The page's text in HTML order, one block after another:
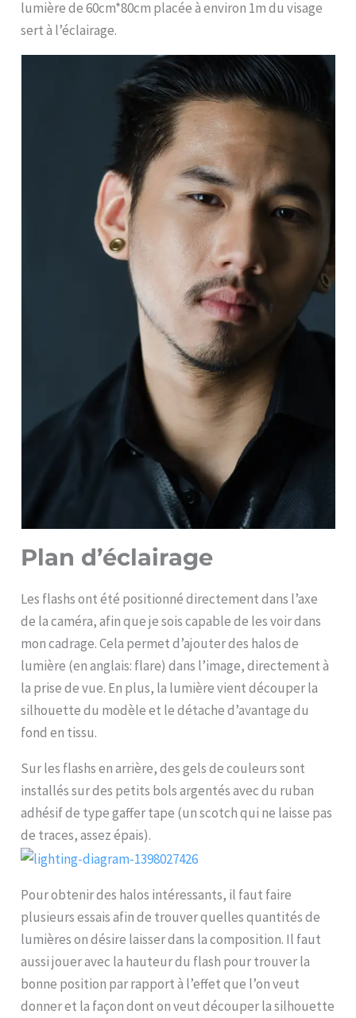
lumière de 60cm*80cm placée à environ 1m du visage
sert à l’éclairage.
Plan d’éclairage
Les flashs ont été positionné directement dans l’axe
de la caméra, afin que je sois capable de les voir dans
mon cadrage. Cela permet d’ajouter des halos de
lumière (en anglais: flare) dans l’image, directement à
la prise de vue. En plus, la lumière vient découper la
silhouette du modèle et le détache d’avantage du
fond en tissu.
Sur les flashs en arrière, des gels de couleurs sont
installés sur des petits bols argentés avec du ruban
adhésif de type gaffer tape (un scotch qui ne laisse pas
de traces, assez épais).
Pour obtenir des halos intéressants, il faut faire
plusieurs essais afin de trouver quelles quantités de
lumières on désire laisser dans la composition. Il faut
aussi jouer avec la hauteur du flash pour trouver la
bonne position par rapport à l’effet que l’on veut
donner et la façon dont on veut découper la silhouette